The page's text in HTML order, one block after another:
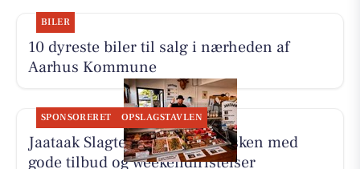
BILER
10 dyreste biler til salg i nærheden af
Aarhus Kommune
SPONSORERET OPSLAGSTAVLEN
Jaataak Slagteren har fyldt disken med
gode tilbud og weekendfristelser